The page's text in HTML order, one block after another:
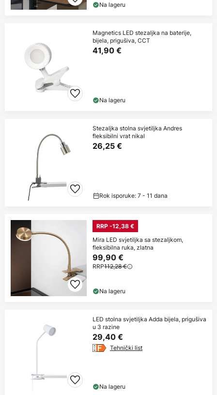
Na lageru
Magnetics LED stezaljka na baterije,
bijela, prigušiva, CCT
41,90 €
Na lageru
Stezaljka stolna svjetiljka Andres
fleksibilni vrat nikal
26,25 €
Rok isporuke: 7 - 11 dana
RRP -12,38 €
Mira LED svjetiljka sa stezaljkom,
fleksibilna ruka, zlatna
99,90 €
RRP112,28 €
Na lageru
LED stolna svjetiljka Adda bijela, prigušiva
u 3 razine
29,40 €
Tehnički list
Na lageru